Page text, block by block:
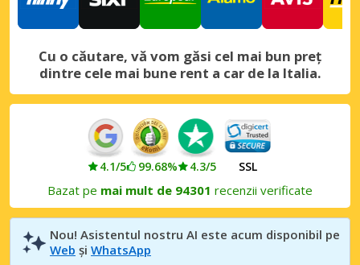
Cu o căutare, vă vom găsi cel mai bun preț
dintre cele mai bune rent a car de la Italia.
4.1/5 99.68% 4.3/5 SSL
Bazat pe mai mult de 94301 recenzii verificate
Nou! Asistentul nostru AI este acum disponibil pe
Web și WhatsApp